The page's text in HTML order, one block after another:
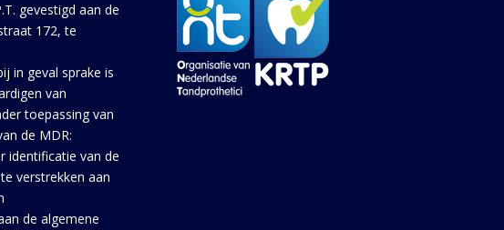
gevestigd aan de
172, te
in geval sprake is
van
toepassing van
de MDR:
identificatie van de
verstrekken aan
de algemene